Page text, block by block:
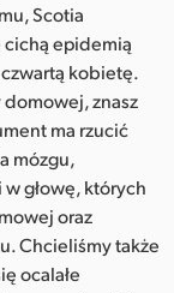
Scotia
cichą epidemią
kobietę.
znasz
ma rzucić
mózgu,
głowę, których
oraz
Chcieliśmy także
ocalałe